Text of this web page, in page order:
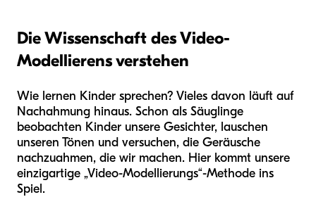
Die Wissenschaft des Video-
Modellierens verstehen
Wie lernen Kinder sprechen? Vieles davon läuft auf
Nachahmung hinaus. Schon als Säuglinge
beobachten Kinder unsere Gesichter, lauschen
unseren Tönen und versuchen, die Geräusche
nachzuahmen, die wir machen. Hier kommt unsere
einzigartige „Video-Modellierungs“-Methode ins
Spiel.